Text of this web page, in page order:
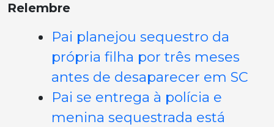
Relembre
Pai planejou sequestro da
própria filha por três meses
antes de desaparecer em SC
Pai se entrega à polícia e
menina sequestrada está